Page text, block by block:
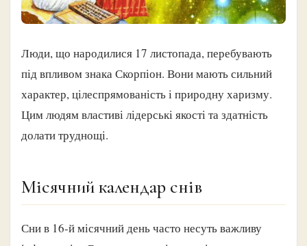
Люди, що народилися 17 листопада, перебувають
під впливом знака Скорпіон. Вони мають сильний
характер, цілеспрямованість і природну харизму.
Цим людям властиві лідерські якості та здатність
долати труднощі.
Місячний календар снів
Сни в 16-й місячний день часто несуть важливу